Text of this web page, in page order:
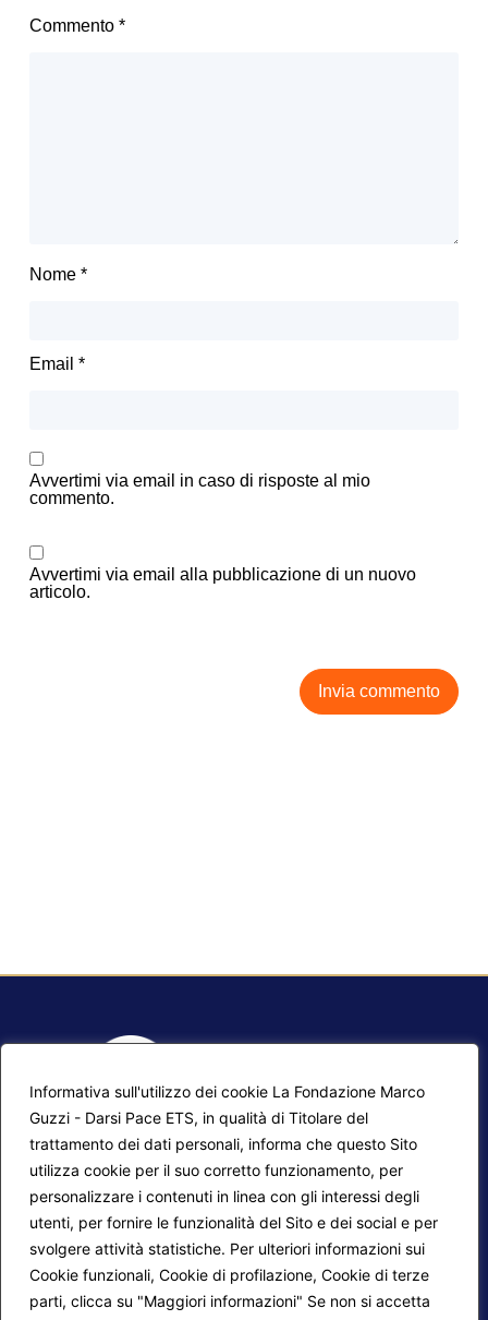
Informativa sull'utilizzo dei cookie La Fondazione Marco
Guzzi - Darsi Pace ETS, in qualità di Titolare del
trattamento dei dati personali, informa che questo Sito
utilizza cookie per il suo corretto funzionamento, per
personalizzare i contenuti in linea con gli interessi degli
utenti, per fornire le funzionalità del Sito e dei social e per
svolgere attività statistiche. Per ulteriori informazioni sui
Cookie funzionali, Cookie di profilazione, Cookie di terze
parti, clicca su "Maggiori informazioni" Se non si accetta
Commento *
Nome *
Email *
Avvertimi via email in caso di risposte al mio
commento.
Avvertimi via email alla pubblicazione di un nuovo
articolo.
Mappa del sito
Progetti Darsi Pace
Login redattori
Contatti
Calendario corsi
Privacy Policy
Cookie Policy